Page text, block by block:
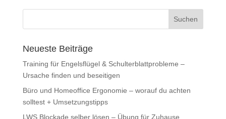
Neueste Beiträge
Training für Engelsflügel & Schulterblattprobleme –
Ursache finden und beseitigen
Büro und Homeoffice Ergonomie – worauf du achten
solltest + Umsetzungstipps
LWS Blockade selber lösen – Übung für Zuhause